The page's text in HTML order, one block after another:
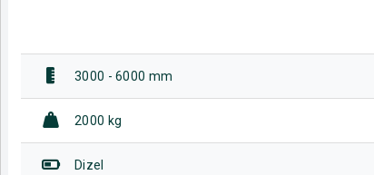
3000 - 6000 mm
2000 kg
Dizel